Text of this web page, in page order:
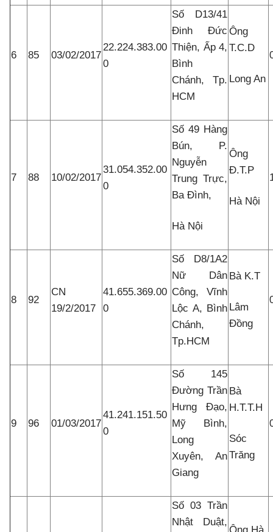
6 85 03/02/2017
22.224.383.00
0
Số D13/41
Đinh Đức
Thiện, Ấp 4,
Bình
Chánh, Tp.
HCM
Ông
T.C.D
Long An
7 88 10/02/2017
31.054.352.00
0
Số 49 Hàng
Bún, P.
Nguyễn
Trung Trực,
Ba Đình,
Hà Nội
Ông
Đ.T.P
Hà Nội
8 92
CN
19/2/2017
41.655.369.00
0
Số D8/1A2
Nữ Dân
Công, Vĩnh
Lộc A, Bình
Chánh,
Tp.HCM
Bà K.T
Lâm
Đồng
9 96 01/03/2017
41.241.151.50
0
Số 145
Đường Trần
Hưng Đạo,
Mỹ Bình,
Long
Xuyên, An
Giang
Bà
H.T.T.H
Sóc
Trăng
Số 03 Trần
Nhật Duật,